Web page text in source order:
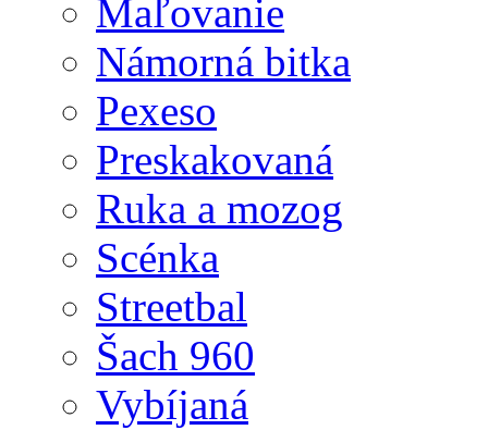
Maľovanie
Námorná bitka
Pexeso
Preskakovaná
Ruka a mozog
Scénka
Streetbal
Šach 960
Vybíjaná